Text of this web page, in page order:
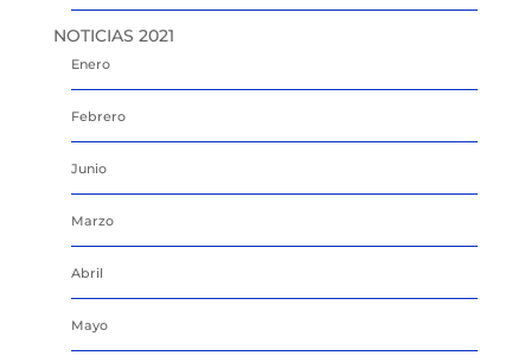
NOTICIAS 2021
Enero
Febrero
Junio
Marzo
Abril
Mayo